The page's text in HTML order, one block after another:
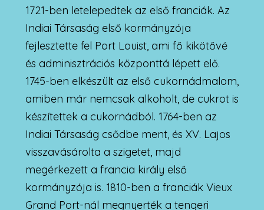
1721-ben letelepedtek az első franciák. Az
Indiai Társaság első kormányzója
fejlesztette fel Port Louist, ami fő kikötővé
és adminisztrációs központtá lépett elő.
1745-ben elkészült az első cukornádmalom,
amiben már nemcsak alkoholt, de cukrot is
készítettek a cukornádból. 1764-ben az
Indiai Társaság csődbe ment, és XV. Lajos
visszavásárolta a szigetet, majd
megérkezett a francia király első
kormányzója is. 1810-ben a franciák Vieux
Grand Port-nál megnyerték a tengeri